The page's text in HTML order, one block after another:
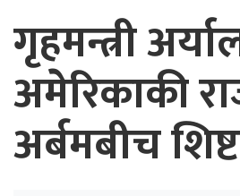
गृहमन्त्री
अमेरिकाकी
अर्बमबीच